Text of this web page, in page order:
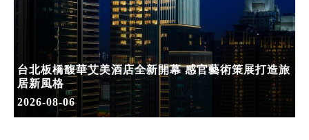
台北板橋馥華艾美酒店全新開幕 感官藝術策展打造旅
居新風格
2026-08-06